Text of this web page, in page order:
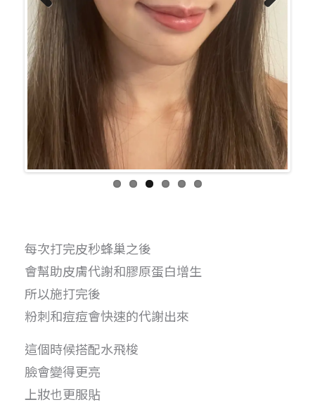
Previo
us
Next
每次打完皮秒蜂巢之後
會幫助皮膚代謝和膠原蛋白增生
所以施打完後
粉刺和痘痘會快速的代謝出來
這個時候搭配水飛梭
臉會變得更亮
上妝也更服貼